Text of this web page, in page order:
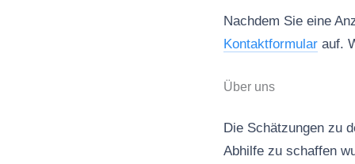
Nachdem Sie eine
Kontaktformular auf.
Über uns
Die Schätzungen zu
Abhilfe zu schaffen